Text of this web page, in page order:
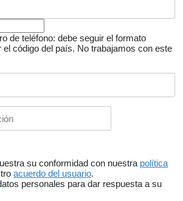
de teléfono: debe seguir el formato
el código del país. No trabajamos con este
su conformidad con nuestra política
acuerdo del usuario.
personales para dar respuesta a su